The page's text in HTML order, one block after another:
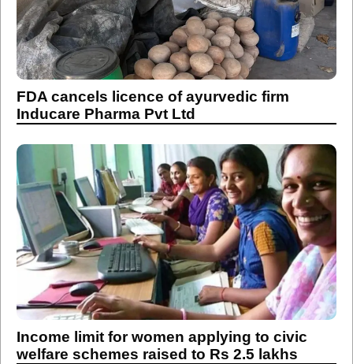
FDA cancels licence of ayurvedic firm
Inducare Pharma Pvt Ltd
Income limit for women applying to civic
welfare schemes raised to Rs 2.5 lakhs